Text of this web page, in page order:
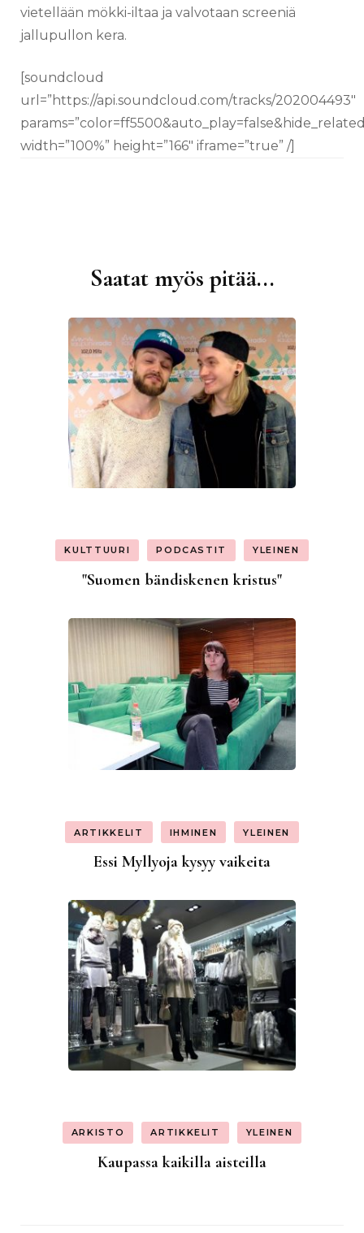
vietellään mökki-iltaa ja valvotaan screeniä
jallupullon kera.
[soundcloud
url=”https://api.soundcloud.com/tracks/202004493″
width=”100%” height=”166″ iframe=”true” /]
Saatat myös pitää...
KULTTUURI PODCASTIT YLEINEN
"Suomen bändiskenen kristus"
ARTIKKELIT IHMINEN YLEINEN
Essi Myllyoja kysyy vaikeita
ARKISTO ARTIKKELIT YLEINEN
Kaupassa kaikilla aisteilla